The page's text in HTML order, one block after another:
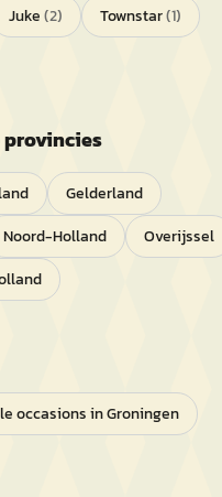
Juke(2) Townstar(1)
provincies
Gelderland
Noord-Holland
Overijssel
occasions inGroningen